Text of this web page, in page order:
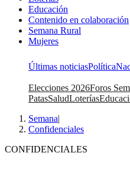
Educación
Contenido en colaboración
Semana Rural
Mujeres
Últimas noticiasPolítica
Elecciones 2026Foros
PatasSaludLoterías
Semana|
Confidenciales
CONFIDENCIALES